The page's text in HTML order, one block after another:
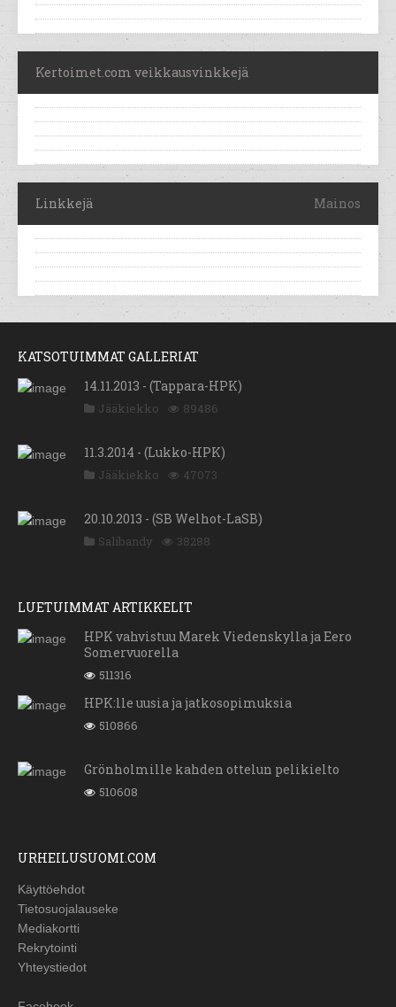
Kertoimet.com veikkausvinkkejä
Linkkejä Mainos
KATSOTUIMMAT GALLERIAT
14.11.2013 - (Tappara-HPK)
Jääkiekko 89486
11.3.2014 - (Lukko-HPK)
Jääkiekko 47073
20.10.2013 - (SB Welhot-LaSB)
Salibandy 38288
LUETUIMMAT ARTIKKELIT
HPK vahvistuu Marek Viedenskylla ja Eero
Somervuorella
511316
HPK:lle uusia ja jatkosopimuksia
510866
Grönholmille kahden ottelun pelikielto
510608
URHEILUSUOMI.COM
Käyttöehdot
Tietosuojalauseke
Mediakortti
Rekrytointi
Yhteystiedot